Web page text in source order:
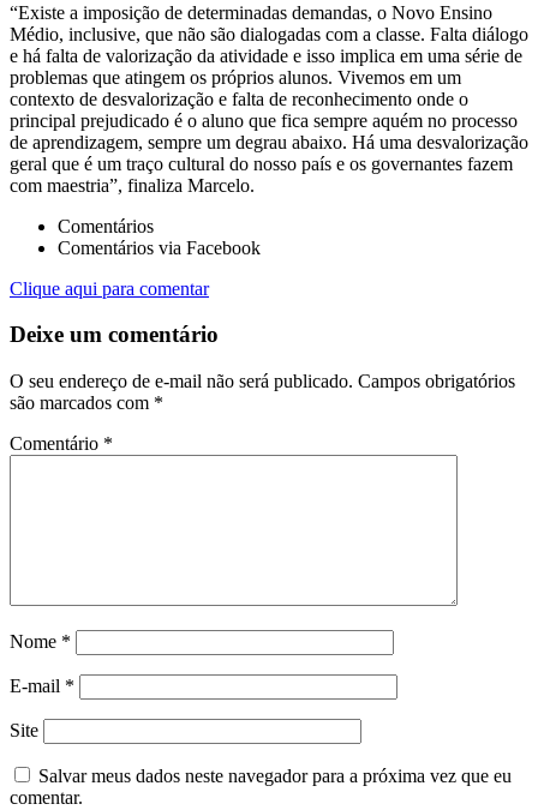
“Existe a imposição de determinadas demandas, o Novo Ensino
Médio, inclusive, que não são dialogadas com a classe. Falta diálogo
e há falta de valorização da atividade e isso implica em uma série de
problemas que atingem os próprios alunos. Vivemos em um
contexto de desvalorização e falta de reconhecimento onde o
principal prejudicado é o aluno que fica sempre aquém no processo
de aprendizagem, sempre um degrau abaixo. Há uma desvalorização
geral que é um traço cultural do nosso país e os governantes fazem
com maestria”, finaliza Marcelo.
Comentários
Comentários via Facebook
Clique aqui para comentar
Deixe um comentário
O seu endereço de e-mail não será publicado. Campos obrigatórios
são marcados com *
Comentário *
Nome *
E-mail *
Site
Salvar meus dados neste navegador para a próxima vez que eu
comentar.